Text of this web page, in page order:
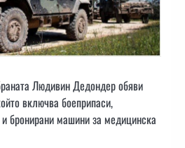
Людивин Дедондер обяви
включва боеприпаси,
бронирани машини за медицинска